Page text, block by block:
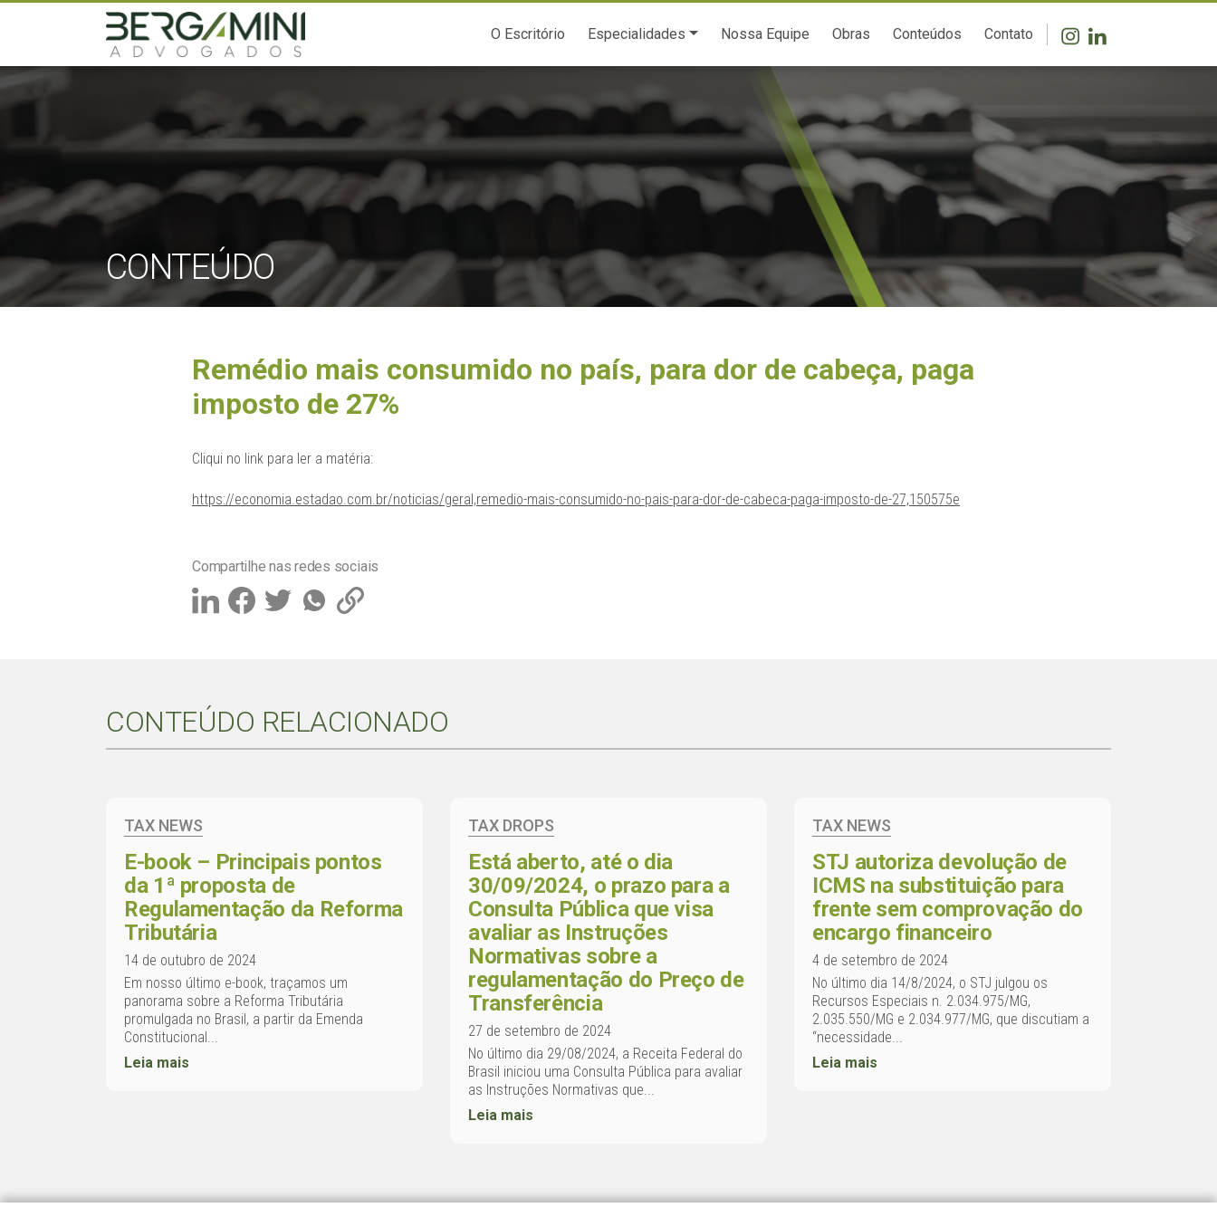
O Escritório Especialidades Nossa Equipe Obras Conteúdos Contato
CONTEÚDO
Remédio mais consumido no país, para dor de cabeça, paga
imposto de 27%
Cliqui no link para ler a matéria:
https://economia.estadao.com.br/noticias/geral,remedio-mais-consumido-no-pais-para-dor-de-cabeca-paga-imposto-de-27,150575e
Compartilhe nas redes sociais
CONTEÚDO RELACIONADO
TAX NEWS
E-book – Principais pontos
da 1ª proposta de
Regulamentação da Reforma
Tributária
14 de outubro de 2024
Em nosso último e-book, traçamos um
panorama sobre a Reforma Tributária
promulgada no Brasil, a partir da Emenda
Constitucional...
Leia mais
TAX DROPS
Está aberto, até o dia
30/09/2024, o prazo para a
Consulta Pública que visa
avaliar as Instruções
Normativas sobre a
regulamentação do Preço de
Transferência
27 de setembro de 2024
No último dia 29/08/2024, a Receita Federal do
Brasil iniciou uma Consulta Pública para avaliar
as Instruções Normativas que...
Leia mais
TAX NEWS
STJ autoriza devolução de
ICMS na substituição para
frente sem comprovação do
encargo financeiro
4 de setembro de 2024
No último dia 14/8/2024, o STJ julgou os
Recursos Especiais n. 2.034.975/MG,
2.035.550/MG e 2.034.977/MG, que discutiam a
“necessidade...
Leia mais